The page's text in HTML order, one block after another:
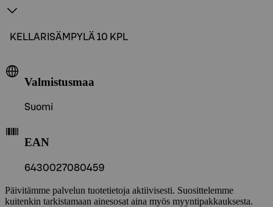
KELLARISÄMPYLÄ 10 KPL
Valmistusmaa
Suomi
EAN
6430027080459
Päivitämme palvelun tuotetietoja aktiivisesti. Suosittelemme
kuitenkin tarkistamaan ainesosat aina myös myyntipakkauksesta.